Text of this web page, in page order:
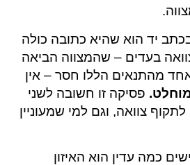
יד הוא שהיא כתובה כולה
בעדים – שהמצווה הביאה
מהתנאים הללו חסר – אין
פסיקה זו חשובה לשני
צוואה, וגם למי שמעוניין
כמה עדין הוא האיזון